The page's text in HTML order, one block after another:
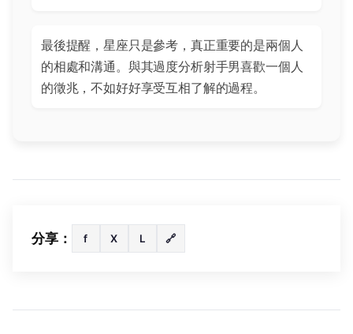
最後提醒，星座只是參考，真正重要的是兩個人
的相處和溝通。與其過度分析射手男喜歡一個人
的徵兆，不如好好享受互相了解的過程。
分享： f X L 🔗